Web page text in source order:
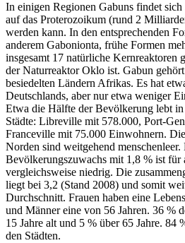
In einigen Regionen Gabuns findet sich
auf das Proterozoikum (rund 2
werden kann. In den entsprechenden
anderem Gabonionta, frühe Formen
insgesamt 17 natürliche Kernreaktoren
der Naturreaktor Oklo ist. Gabun
besiedelten Ländern Afrikas. Es hat
Deutschlands, aber nur etwa weniger
Etwa die Hälfte der Bevölkerung lebt
Städte: Libreville mit 578.000, Port-
Franceville mit 75.000 Einwohnern.
Norden sind weitgehend
Bevölkerungszuwachs mit 1,8 % ist für
vergleichsweise niedrig. Die
liegt bei 3,2 (Stand 2008) und somit
Durchschnitt. Frauen haben eine
und Männer eine von 56 Jahren. 36 %
15 Jahre alt und 5 % über 65 Jahre. 84
den Städten.